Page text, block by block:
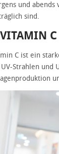
und
sind.
C
C ist ein
Strahlen und